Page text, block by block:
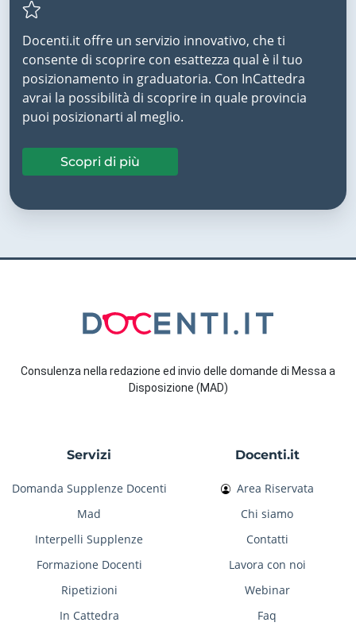
Docenti.it offre un servizio innovativo, che ti
consente di scoprire con esattezza qual è il tuo
posizionamento in graduatoria. Con InCattedra
avrai la possibilità di scoprire in quale provincia
puoi posizionarti al meglio.
Scopri di più
Consulenza nella redazione ed invio delle domande di Messa a
Disposizione (MAD)
Servizi
Domanda Supplenze Docenti
Mad
Interpelli Supplenze
Formazione Docenti
Ripetizioni
In Cattedra
Docenti.it
Area Riservata
Chi siamo
Contatti
Lavora con noi
Webinar
Faq